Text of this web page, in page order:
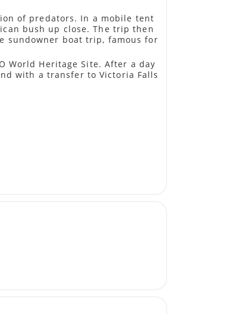
of predators. In a mobile tent
bush up close. The trip then
sundowner boat trip, famous for
World Heritage Site. After a day
with a transfer to Victoria Falls